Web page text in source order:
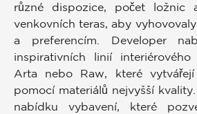
různé dispozice, počet ložnic
venkovních teras, aby
a preferencím. Developer
inspirativních linií
Arta nebo Raw, které
pomocí materiálů nejvyšší
nabídku vybavení, které